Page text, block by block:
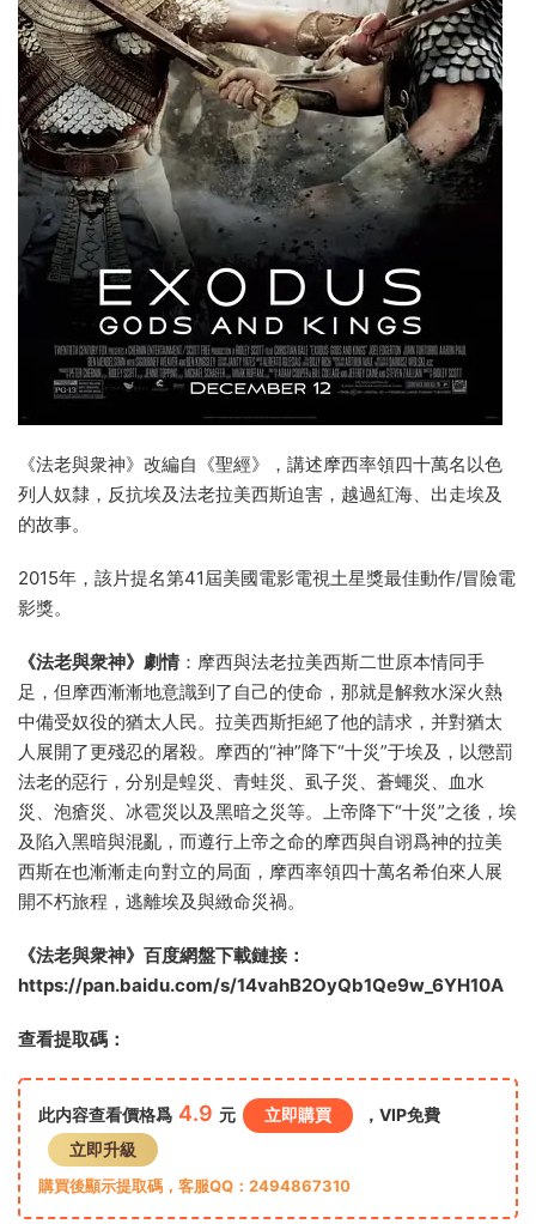
《法老與衆神》改編自《聖經》，講述摩西率領四十萬名以色
列人奴隸，反抗埃及法老拉美西斯迫害，越過紅海、出走埃及
的故事。
2015年，該片提名第41屆美國電影電視土星獎最佳動作/冒險電
影獎。
《法老與衆神》劇情 ：摩西與法老拉美西斯二世原本情同手
足，但摩西漸漸地意識到了自己的使命，那就是解救水深火熱
中備受奴役的猶太人民。拉美西斯拒絕了他的請求，并對猶太
人展開了更殘忍的屠殺。摩西的“神”降下“十災”于埃及，以懲罰
法老的惡行，分别是蝗災、青蛙災、虱子災、蒼蠅災、血水
災、泡瘡災、冰雹災以及黑暗之災等。上帝降下“十災”之後，埃
及陷入黑暗與混亂，而遵行上帝之命的摩西與自诩爲神的拉美
西斯在也漸漸走向對立的局面，摩西率領四十萬名希伯來人展
開不朽旅程，逃離埃及與緻命災禍。
《法老與衆神》百度網盤下載鏈接：
https://pan.baidu.com/s/14vahB2OyQb1Qe9w_6YH10A
查看提取碼：
此内容查看價格爲 4.9 元 立即購買
，VIP免費
立即升級
購買後顯示提取碼，客服QQ：2494867310